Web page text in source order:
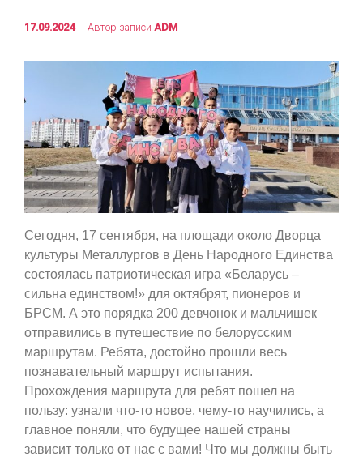
17.09.2024 Автор записи ADM
Сегодня, 17 сентября, на площади около Дворца
культуры Металлургов в День Народного Единства
состоялась патриотическая игра «Беларусь –
сильна единством!» для октябрят, пионеров и
БРСМ. А это порядка 200 девчонок и мальчишек
отправились в путешествие по белорусским
маршрутам. Ребята, достойно прошли весь
познавательный маршрут испытания.
Прохождения маршрута для ребят пошел на
пользу: узнали что-то новое, чему-то научились, а
главное поняли, что будущее нашей страны
зависит только от нас с вами! Что мы должны быть